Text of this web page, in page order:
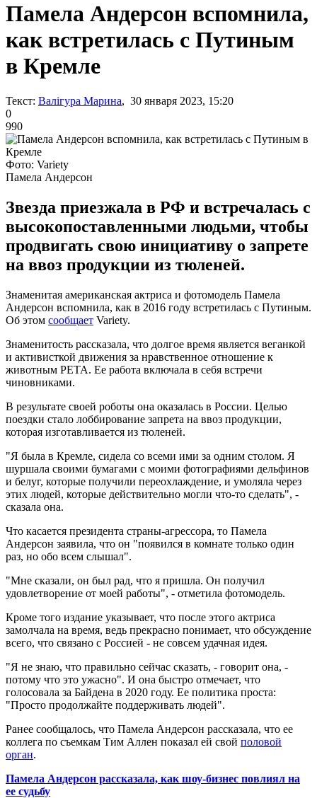
Памела Андерсон вспомнила,
как встретилась с Путиным
в Кремле
Текст: Валігура Марина, 30 января 2023, 15:20
0
990
Фото: Variety
Памела Андерсон
Звезда приезжала в РФ и встречалась с
высокопоставленными людьми, чтобы
продвигать свою инициативу о запрете
на ввоз продукции из тюленей.
Знаменитая американская актриса и фотомодель Памела
Андерсон вспомнила, как в 2016 году встретилась с Путиным.
Об этом сообщает Variety.
Знаменитость рассказала, что долгое время является веганкой
и активисткой движения за нравственное отношение к
животным PETA. Ее работа включала в себя встречи
чиновниками.
В результате своей роботы она оказалась в России. Целью
поездки стало лоббирование запрета на ввоз продукции,
которая изготавливается из тюленей.
"Я была в Кремле, сидела со всеми ими за одним столом. Я
шуршала своими бумагами с моими фотографиями дельфинов
и белуг, которые получили переохлаждение, и умоляла через
этих людей, которые действительно могли что-то сделать", -
сказала она.
Что касается президента страны-агрессора, то Памела
Андерсон заявила, что он "появился в комнате только один
раз, но обо всем слышал".
"Мне сказали, он был рад, что я пришла. Он получил
удовлетворение от моей работы", - отметила фотомодель.
Кроме того издание указывает, что после этого актриса
замолчала на время, ведь прекрасно понимает, что обсуждение
всего, что связано с Россией - не совсем удачная идея.
"Я не знаю, что правильно сейчас сказать, - говорит она, -
потому что это ужасно". И она быстро отмечает, что
голосовала за Байдена в 2020 году. Ее политика проста:
"Просто продолжайте поддерживать людей".
Ранее сообщалось, что Памела Андерсон рассказала, что ее
коллега по съемкам Тим Аллен показал ей свой половой
орган.
Памела Андерсон рассказала, как шоу-бизнес повлиял на
ее судьбу